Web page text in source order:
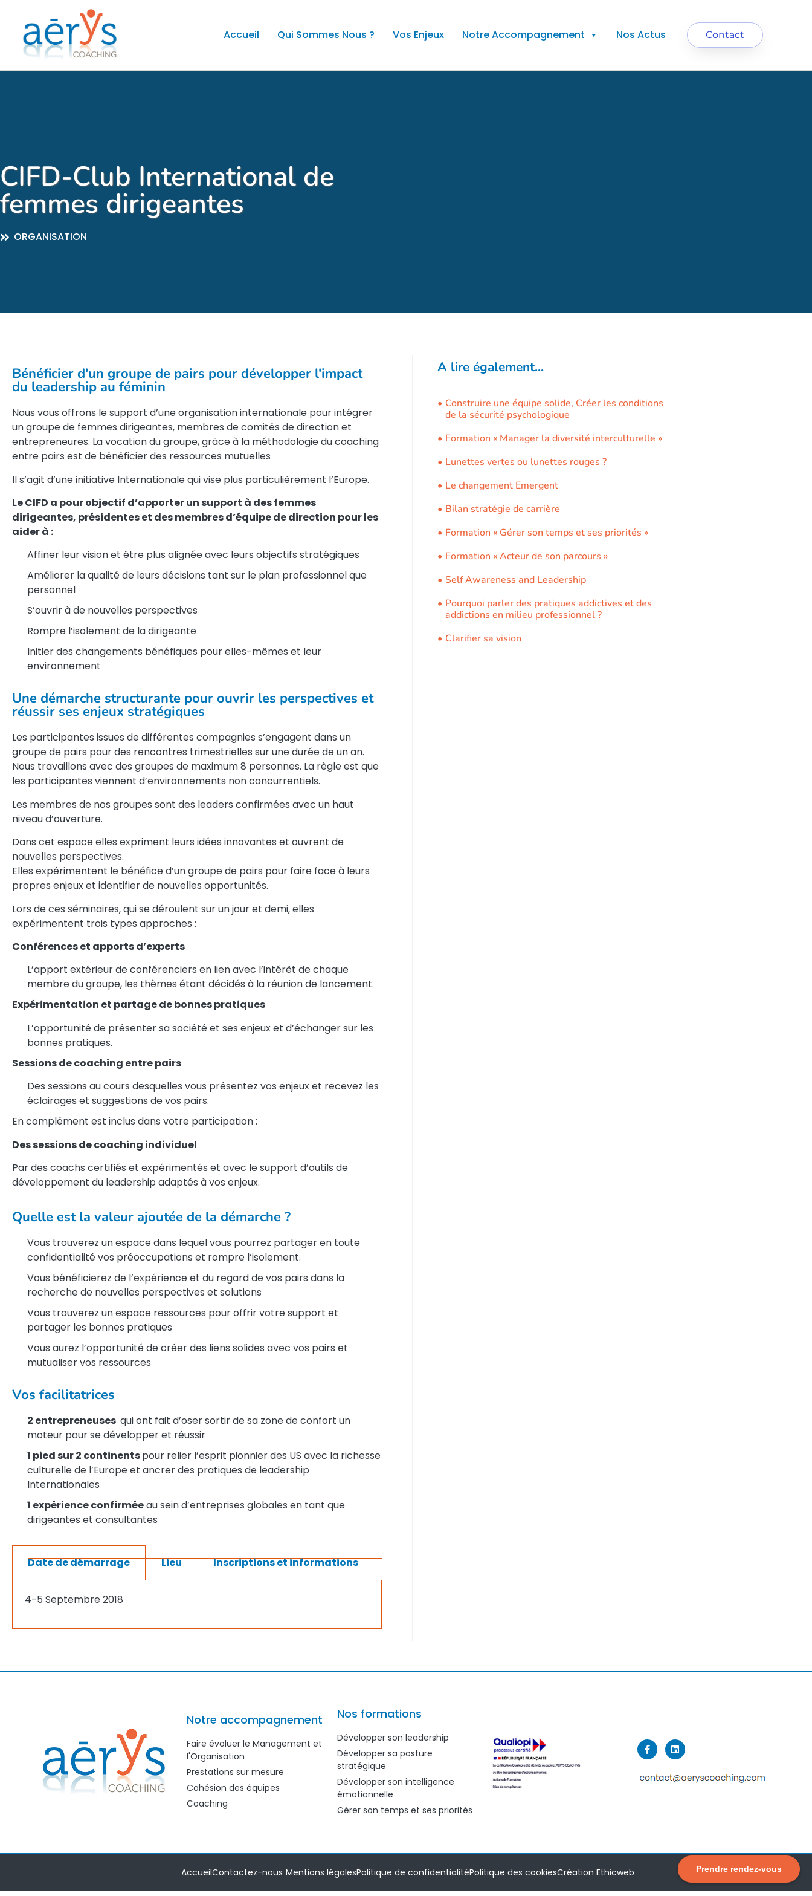
Prendre rendez-vous
Accueil Qui Sommes Nous ? Vos Enjeux Notre Accompagnement Nos Actus Contact
CIFD-Club International de
femmes dirigeantes
ORGANISATION
Bénéficier d'un groupe de pairs pour développer l'impact
du leadership au féminin
Nous vous offrons le support d’une organisation internationale pour intégrer
un groupe de femmes dirigeantes, membres de comités de direction et
entrepreneures. La vocation du groupe, grâce à la méthodologie du coaching
entre pairs est de bénéficier des ressources mutuelles
Il s’agit d’une initiative Internationale qui vise plus particulièrement l’Europe.
Le CIFD a pour objectif d’apporter un support à des femmes
dirigeantes, présidentes et des membres d’équipe de direction pour les
aider à :
Affiner leur vision et être plus alignée avec leurs objectifs stratégiques
Améliorer la qualité de leurs décisions tant sur le plan professionnel que
personnel
S’ouvrir à de nouvelles perspectives
Rompre l’isolement de la dirigeante
Initier des changements bénéfiques pour elles-mêmes et leur
environnement
Une démarche structurante pour ouvrir les perspectives et
réussir ses enjeux stratégiques
Les participantes issues de différentes compagnies s’engagent dans un
groupe de pairs pour des rencontres trimestrielles sur une durée de un an.
Nous travaillons avec des groupes de maximum 8 personnes. La règle est que
les participantes viennent d’environnements non concurrentiels.
Les membres de nos groupes sont des leaders confirmées avec un haut
niveau d’ouverture.
Dans cet espace elles expriment leurs idées innovantes et ouvrent de
nouvelles perspectives.
Elles expérimentent le bénéfice d’un groupe de pairs pour faire face à leurs
propres enjeux et identifier de nouvelles opportunités.
Lors de ces séminaires, qui se déroulent sur un jour et demi, elles
expérimentent trois types approches :
Conférences et apports d’experts
L’apport extérieur de conférenciers en lien avec l’intérêt de chaque
membre du groupe, les thèmes étant décidés à la réunion de lancement.
Expérimentation et partage de bonnes pratiques
L’opportunité de présenter sa société et ses enjeux et d’échanger sur les
bonnes pratiques.
Sessions de coaching entre pairs
Des sessions au cours desquelles vous présentez vos enjeux et recevez les
éclairages et suggestions de vos pairs.
En complément est inclus dans votre participation :
Des sessions de coaching individuel
Par des coachs certifiés et expérimentés et avec le support d’outils de
développement du leadership adaptés à vos enjeux.
Quelle est la valeur ajoutée de la démarche ?
Vous trouverez un espace dans lequel vous pourrez partager en toute
confidentialité vos préoccupations et rompre l’isolement.
Vous bénéficierez de l’expérience et du regard de vos pairs dans la
recherche de nouvelles perspectives et solutions
Vous trouverez un espace ressources pour offrir votre support et
partager les bonnes pratiques
Vous aurez l’opportunité de créer des liens solides avec vos pairs et
mutualiser vos ressources
Vos facilitatrices
2 entrepreneuses qui ont fait d’oser sortir de sa zone de confort un
moteur pour se développer et réussir
1 pied sur 2 continentspour relier l’esprit pionnier des US avec la richesse
culturelle de l’Europe et ancrer des pratiques de leadership
Internationales
1 expérience confirméeau sein d’entreprises globales en tant que
dirigeantes et consultantes
Date de démarrage Lieu Inscriptions et informations
4-5 Septembre 2018
A lire également...
Construire une équipe solide, Créer les conditions
de la sécurité psychologique
Formation « Manager la diversité interculturelle »
Lunettes vertes ou lunettes rouges ?
Le changement Emergent
Bilan stratégie de carrière
Formation « Gérer son temps et ses priorités »
Formation « Acteur de son parcours »
Self Awareness and Leadership
Pourquoi parler des pratiques addictives et des
addictions en milieu professionnel ?
Clarifier sa vision
Notre accompagnement
Faire évoluer le Management et
l'Organisation
Prestations sur mesure
Cohésion des équipes
Coaching
Nos formations
Développer son leadership
Développer sa posture
stratégique
Développer son intelligence
émotionnelle
Gérer son temps et ses priorités
AccueilContactez-nous Mentions légalesPolitique de confidentialitéPolitique des cookiesCréation Ethicweb